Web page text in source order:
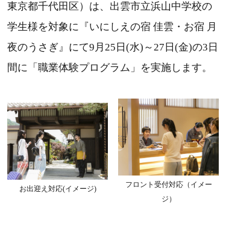
東京都千代田区）は、出雲市立浜山中学校の
学生様を対象に『いにしえの宿 佳雲・お宿 月
夜のうさぎ』にて9月25日(水)～27日(金)の3日
間に「職業体験プログラム」を実施します。
お出迎え対応(イメージ)
フロント受付対応（イメー
ジ）